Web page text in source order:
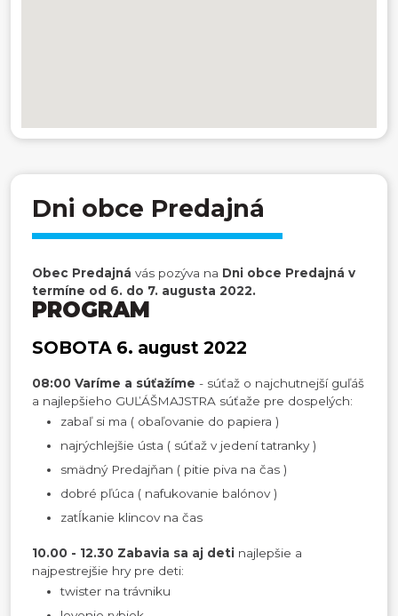
Dni obce Predajná
Obec Predajná vás pozýva na Dni obce Predajná v
termíne od 6. do 7. augusta 2022.
PROGRAM
SOBOTA 6. august 2022
08:00 Varíme a súťažíme - súťaž o najchutnejší guľáš
a najlepšieho GUĽÁŠMAJSTRA súťaže pre dospelých:
zabaľ si ma ( obaľovanie do papiera )
najrýchlejšie ústa ( súťaž v jedení tatranky )
smädný Predajňan ( pitie piva na čas )
dobré pľúca ( nafukovanie balónov )
zatĺkanie klincov na čas
10.00 - 12.30 Zabavia sa aj deti najlepšie a
najpestrejšie hry pre deti:
twister na trávniku